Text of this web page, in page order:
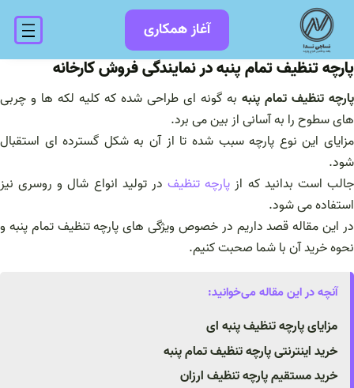
محتوا
آغاز همکاری
پارچه تنظیف تمام پنبه در نمایندگی فروش کارخانه
پارچه تنظیف تمام پنبه به گونه ای طراحی شده که کلیه لکه ها و چربی
های سطوح را به آسانی از بین می برد.
مزایای این نوع پارچه سبب شده تا از آن به شکل گسترده ای استقبال
شود.
جالب است بدانید که از پارچه تنظیفدر تولید انواع شال و روسری نیز
استفاده می شود.
در این مقاله قصد داریم در خصوص ویژگی های پارچه تنظیف تمام پنبه و
نحوه خرید آن با شما صحبت کنیم.
آنچه در این مقاله می‌خوانید:
مزایای پارچه تنظیف پنبه ای
خرید اینترنتی پارچه تنظیف تمام پنبه
خرید مستقیم پارچه تنظیف ارزان